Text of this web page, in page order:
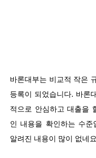
바론대부는 비교적 작은
등록이 되었습니다. 바론
적으로 안심하고 대출을
인 내용을 확인하는 수
알려진 내용이 많이 없네